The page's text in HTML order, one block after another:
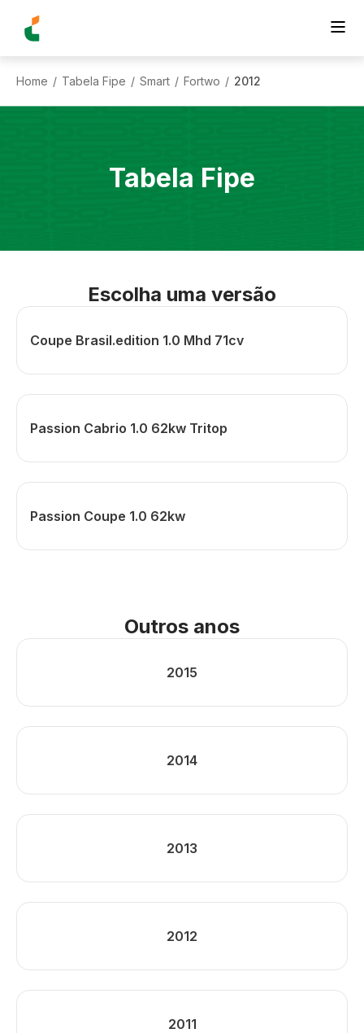
Home / Tabela Fipe / Smart / Fortwo / 2012
Tabela Fipe
Escolha uma versão
Coupe Brasil.edition 1.0 Mhd 71cv
Passion Cabrio 1.0 62kw Tritop
Passion Coupe 1.0 62kw
Outros anos
2015
2014
2013
2012
2011